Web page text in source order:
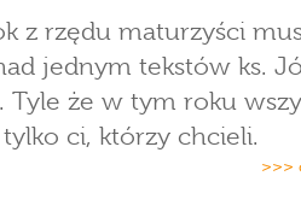
z rzędu maturzyści
jednym tekstów ks.
Tyle że w tym roku
ci, którzy chcieli.
>>>